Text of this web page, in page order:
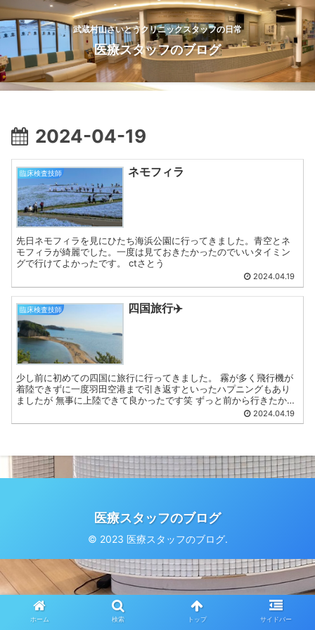
武蔵村山さいとうクリニックスタッフの日常
医療スタッフのブログ
2024-04-19
臨床検査技師 ネモフィラ
先日ネモフィラを見にひたち海浜公園に行ってきました。青空とネ
モフィラが綺麗でした。一度は見ておきたかったのでいいタイミン
グで行けてよかったです。 ctさとう
2024.04.19
臨床検査技師 四国旅行✈️
少し前に初めての四国に旅行に行ってきました。 霧が多く飛行機が
着陸できずに一度羽田空港まで引き返すといったハプニングもあり
ましたが 無事に上陸できて良かったです笑 ずっと前から行きたかっ
た小豆島のエンジェルロードや現地の海鮮など色々な楽しめ...2024.04.19
医療スタッフのブログ
© 2023 医療スタッフのブログ.
ホーム 検索 トップ サイドバー